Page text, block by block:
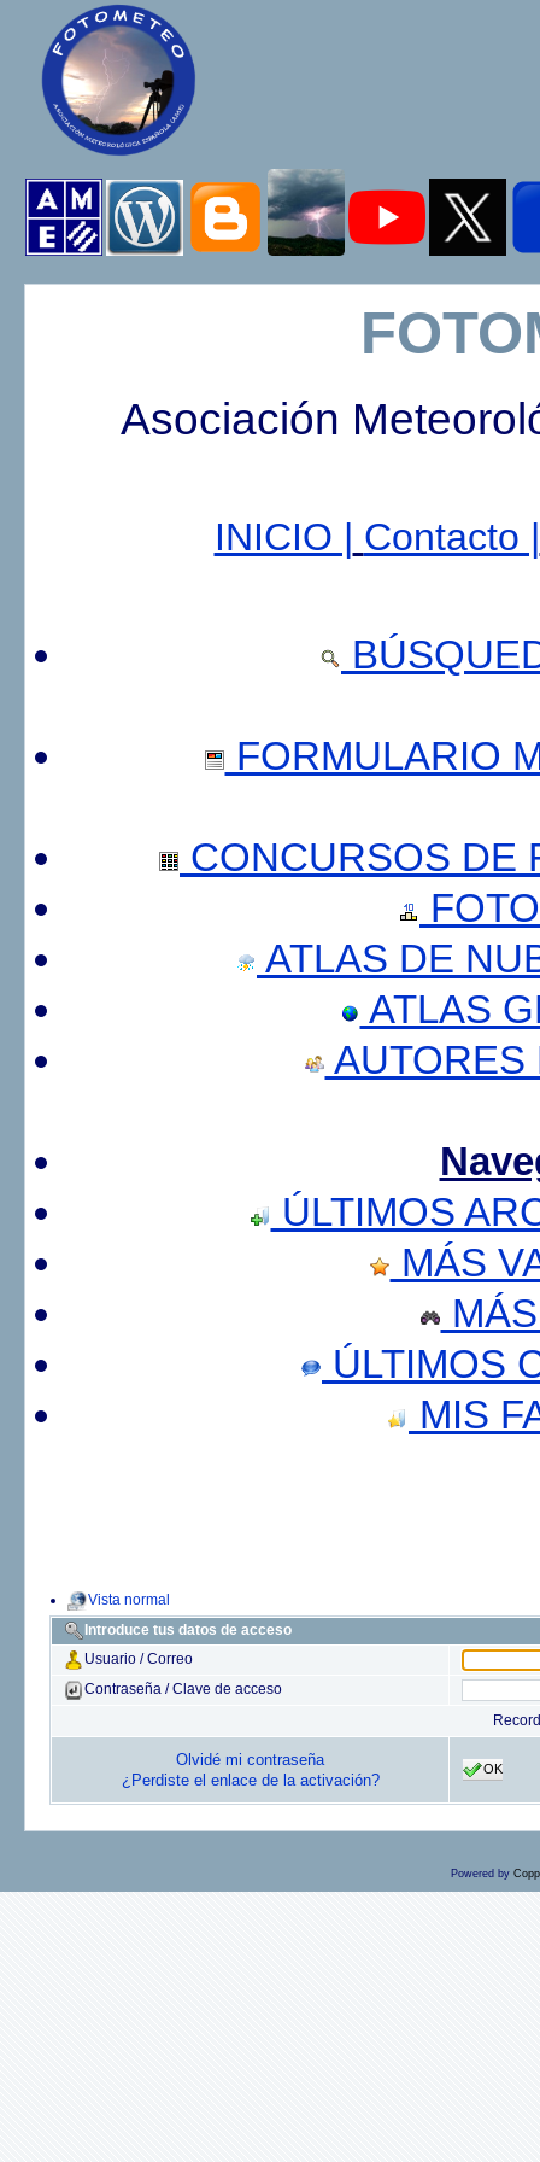
Asociación
INICIO | Contacto |
FORMULARIO
CONCURSOS DE
ATLAS DE
ATLAS
AUTORES
ÚLTIMOS
MÁS
ÚLTIMOS
MIS
Vista normal
Introduce tus datos de acceso
Usuario / Correo
Contraseña / Clave de acceso
Olvidé mi contraseña
¿Perdiste el enlace de la activación?
OK
Powered by